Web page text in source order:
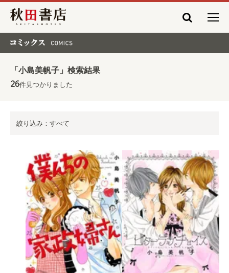
秋田書店
「小島美帆子」検索結果
26件見つかりました
絞り込み：すべて